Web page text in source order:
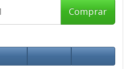
Comprar